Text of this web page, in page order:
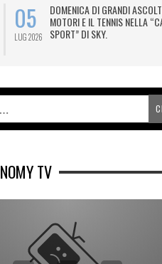
05
LUG 2026
DOMENICA DI GRANDI
MOTORI E IL TENNIS NELLA
SPORT” DI SKY.
TV